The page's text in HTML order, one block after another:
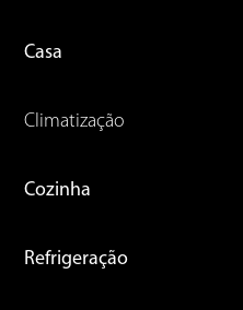
Casa
Climatização
Cozinha
Refrigeração